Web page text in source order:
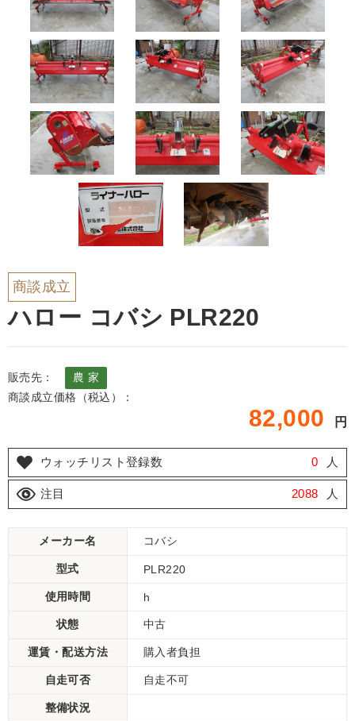
商談成立
ハロー コバシ PLR220
販売先：
農 家
商談成立価格（税込）：
82,000 円
ウォッチリスト登録数 0 人
注目 2088 人
メーカー名 コバシ
型式 PLR220
使用時間 h
状態 中古
運賃・配送方法 購入者負担
自走可否 自走不可
整備状況